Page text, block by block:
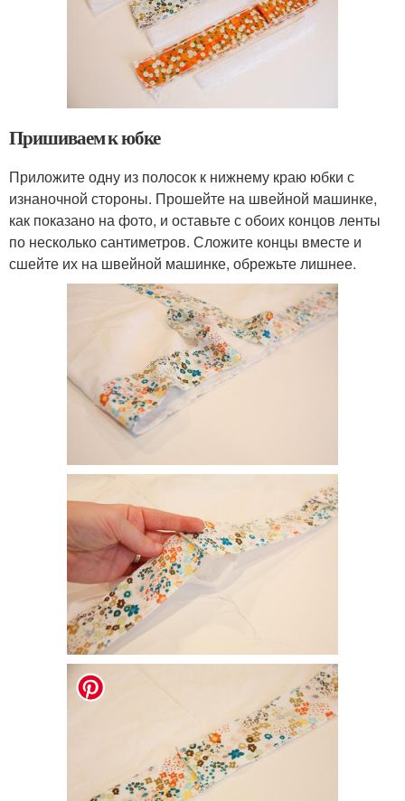
Пришиваем к юбке
Приложите одну из полосок к нижнему краю юбки с
изнаночной стороны. Прошейте на швейной машинке,
как показано на фото, и оставьте с обоих концов ленты
по несколько сантиметров. Сложите концы вместе и
сшейте их на швейной машинке, обрежьте лишнее.